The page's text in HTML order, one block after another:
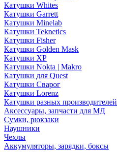
Катушки Whites
Катушки Garrett
Катушки Minelab
Катушки Teknetics
Катушки Fisher
Катушки Golden Mask
Катушки XP
Катушки Nokta | Makro
Катушки для Quest
Катушки Сварог
Катушки Lorenz
Катушки разных производителей
Аксессуары, запчасти для МД
Сумки, рюкзаки
Наушники
Чехлы
Аккумуляторы, зарядки, боксы